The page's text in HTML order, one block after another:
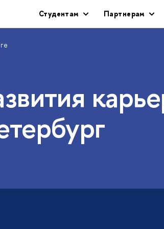
Студентам Партнерам